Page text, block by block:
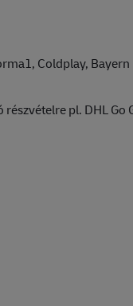
Coldplay,
részvételre pl. DHL Go